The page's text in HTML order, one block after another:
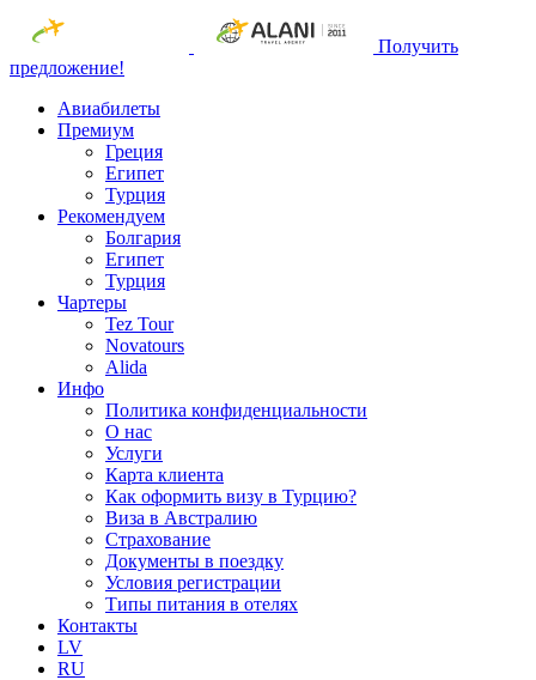
Получить
предложение!
Авиабилеты
Премиум
Греция
Египет
Турция
Рекомендуем
Болгария
Египет
Турция
Чартеры
Tez Tour
Novatours
Alida
Инфо
Политика конфиденциальности
О нас
Услуги
Карта клиента
Как оформить визу в Турцию?
Виза в Австралию
Страхование
Документы в поездку
Условия регистрации
Типы питания в отелях
Контакты
LV
RU